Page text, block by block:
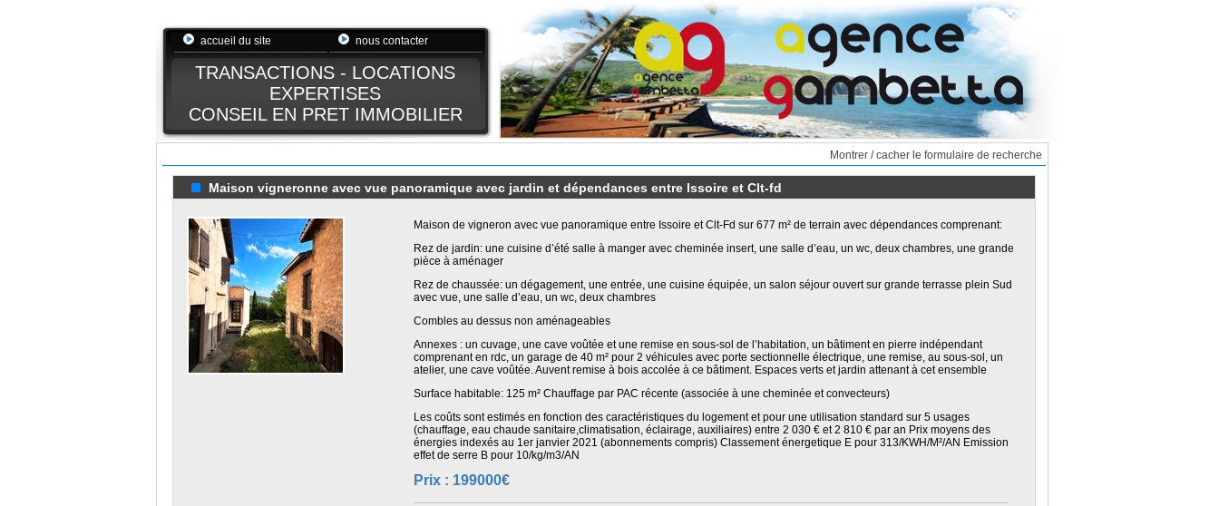
accueil du site nous contacter
TRANSACTIONS - LOCATIONS
EXPERTISES
CONSEIL EN PRET IMMOBILIER
Montrer / cacher le formulaire de recherche
Maison vigneronne avec vue panoramique avec jardin et dépendances entre Issoire et Clt-fd
Maison de vigneron avec vue panoramique entre Issoire et Clt-Fd sur 677 m² de terrain avec dépendances comprenant:
Rez de jardin: une cuisine d’été salle à manger avec cheminée insert, une salle d’eau, un wc, deux chambres, une grande
pièce à aménager
Rez de chaussée: un dégagement, une entrée, une cuisine équipée, un salon séjour ouvert sur grande terrasse plein Sud
avec vue, une salle d’eau, un wc, deux chambres
Combles au dessus non aménageables
Annexes : un cuvage, une cave voûtée et une remise en sous-sol de l’habitation, un bâtiment en pierre indépendant
comprenant en rdc, un garage de 40 m² pour 2 véhicules avec porte sectionnelle électrique, une remise, au sous-sol, un
atelier, une cave voûtée. Auvent remise à bois accolée à ce bâtiment. Espaces verts et jardin attenant à cet ensemble
Surface habitable: 125 m² Chauffage par PAC récente (associée à une cheminée et convecteurs)
Les coûts sont estimés en fonction des caractéristiques du logement et pour une utilisation standard sur 5 usages
(chauffage, eau chaude sanitaire,climatisation, éclairage, auxiliaires) entre 2 030 € et 2 810 € par an Prix moyens des
énergies indexés au 1er janvier 2021 (abonnements compris) Classement énergetique E pour 313/KWH/M²/AN Emission
effet de serre B pour 10/kg/m3/AN
Prix : 199000€